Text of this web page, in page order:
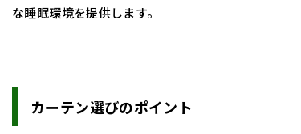
な睡眠環境を提供します。
カーテン選びのポイント